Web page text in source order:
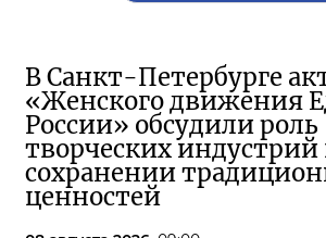
В Санкт-Петербурге
«Женского движения
России» обсудили роль
творческих индустрий
сохранении
ценностей